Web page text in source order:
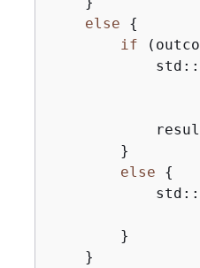
else
{
if
        }
else
{
        }
    }